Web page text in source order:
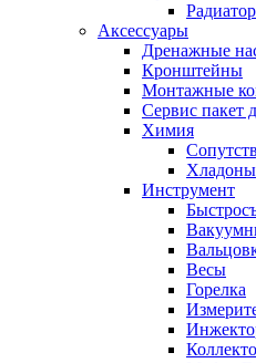
Аксессуары
Дренажные
Кронштейны
Монтажные
Сервис пакет
Химия
Хладоны
Инструмент
Весы
Горелка